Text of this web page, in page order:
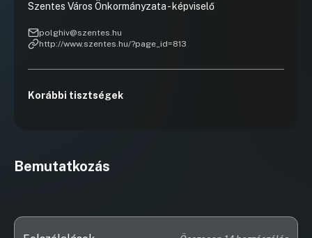
Szentes Város Önkormányzata - képviselő
polghiv@szentes.hu
http://www.szentes.hu/?page_id=813
Korábbi tisztségek
Bemutatkozás